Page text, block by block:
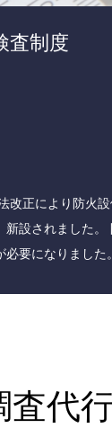
査制度
改正により防火
新設されました。
要になりました。
査代